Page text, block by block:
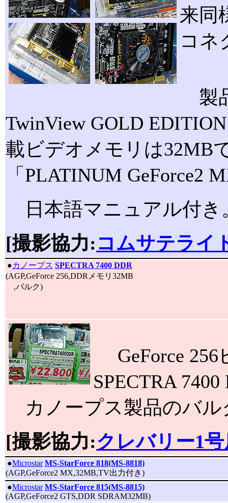
来同
コネ
製
TwinView GOLD
載ビデオメモリは32MB
「PLATINUM GeForce2
日本語マニュアル付き
[撮影協力:コムサテライ
●カノープス SPECTRA 7400 DDR
(AGP,GeForce 256,DDRメモリ32MB
,バルク)
GeForce 256
SPECTRA
カノープス製品のバル
[撮影協力:クレバリー1
●Microstar MS-StarForce 818(MS-8818)
(AGP,GeForce2 MX,32MB,TV出力付き)
●Microstar MS-StarForce 815(MS-8815)
(AGP,GeForce2 GTS,DDR SDRAM32MB)